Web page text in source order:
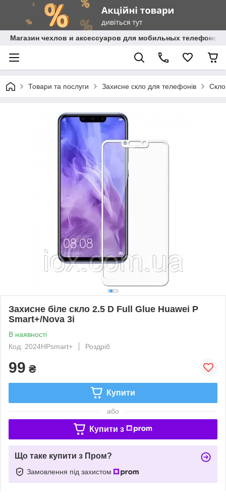
Магазин чехлов и аксессуаров для мобильных телефонов
Товари та послуги Захисне скло для телефонів
Захисне біле скло 2.5 D Full Glue Huawei P
Smart+/Nova 3i
В наявності
Код: 2024HPsmart+
Роздріб
99 ₴
Купити
або
Купити з
Що таке купити з Пром?
Замовлення під захистом